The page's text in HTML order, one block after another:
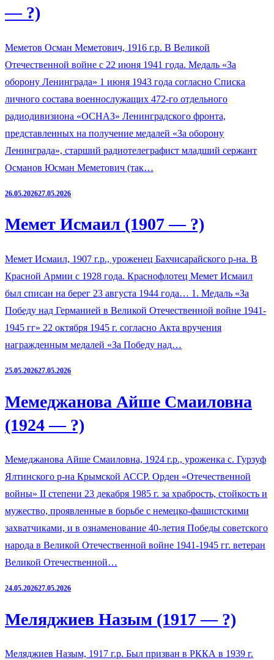
— ?)
Меметов Осман Меметович, 1916 г.р. В Великой
Отечественной войне с 22 июня 1941 года. Медаль «За
оборону Ленинграда» 1 июня 1943 года согласно Списка
личного состава военнослужащих 472-го отдельного
радиодивизиона «ОСНАЗ» Ленинградского фронта,
представленных на получение медалей «За оборону
Ленинграда», старший радиотелеграфист младший сержант
Османов Юсман Меметович (так…
26.05.202627.05.2026
Мемет Исмаил (1907 — ?)
Мемет Исмаил, 1907 г.р., уроженец Бахчисарайского р-на. В
Красной Армии с 1928 года. Краснофлотец Мемет Исмаил
был списан на берег 23 августа 1944 года… 1. Медаль «За
Победу над Германией в Великой Отечественной войне 1941-
1945 гг» 22 октября 1945 г. согласно Акта вручения
награжденным медалей «За Победу над…
25.05.202627.05.2026
Мемеджанова Айше Смаиловна
(1924 — ?)
Мемеджанова Айше Смаиловна, 1924 г.р., уроженка с. Гурзуф
Ялтинского р-на Крымской АССР. Орден «Отечественной
войны» II степени 23 декабря 1985 г. за храбрость, стойкость и
мужество, проявленные в борьбе с немецко-фашистскими
захватчиками, и в ознаменование 40-летия Победы советского
народа в Великой Отечественной войне 1941-1945 гг. ветеран
Великой Отечественной…
24.05.202627.05.2026
Меляджиев Назым (1917 — ?)
Меляджиев Назым, 1917 г.р. Был призван в РККА в 1939 г.